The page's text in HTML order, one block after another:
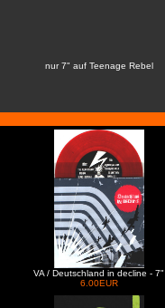
nur 7" auf Teenage Rebel
VA / Deutschland in decline - 7"
6.00EUR